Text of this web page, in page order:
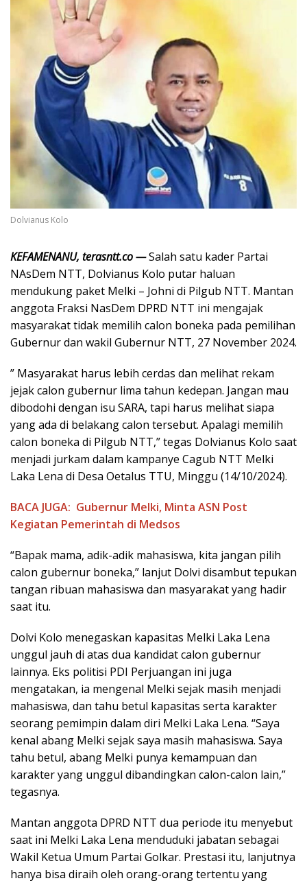
Dolvianus Kolo
KEFAMENANU, terasntt.co —Salah satu kader Partai
NAsDem NTT, Dolvianus Kolo putar haluan
mendukung paket Melki – Johni di Pilgub NTT. Mantan
anggota Fraksi NasDem DPRD NTT ini mengajak
masyarakat tidak memilih calon boneka pada pemilihan
Gubernur dan wakil Gubernur NTT, 27 November 2024.
” Masyarakat harus lebih cerdas dan melihat rekam
jejak calon gubernur lima tahun kedepan. Jangan mau
dibodohi dengan isu SARA, tapi harus melihat siapa
yang ada di belakang calon tersebut. Apalagi memilih
calon boneka di Pilgub NTT,” tegas Dolvianus Kolo saat
menjadi jurkam dalam kampanye Cagub NTT Melki
Laka Lena di Desa Oetalus TTU, Minggu (14/10/2024).
BACA JUGA: Gubernur Melki, Minta ASN Post
Kegiatan Pemerintah di Medsos
“Bapak mama, adik-adik mahasiswa, kita jangan pilih
calon gubernur boneka,” lanjut Dolvi disambut tepukan
tangan ribuan mahasiswa dan masyarakat yang hadir
saat itu.
Dolvi Kolo menegaskan kapasitas Melki Laka Lena
unggul jauh di atas dua kandidat calon gubernur
lainnya. Eks politisi PDI Perjuangan ini juga
mengatakan, ia mengenal Melki sejak masih menjadi
mahasiswa, dan tahu betul kapasitas serta karakter
seorang pemimpin dalam diri Melki Laka Lena. “Saya
kenal abang Melki sejak saya masih mahasiswa. Saya
tahu betul, abang Melki punya kemampuan dan
karakter yang unggul dibandingkan calon-calon lain,”
tegasnya.
Mantan anggota DPRD NTT dua periode itu menyebut
saat ini Melki Laka Lena menduduki jabatan sebagai
Wakil Ketua Umum Partai Golkar. Prestasi itu, lanjutnya
hanya bisa diraih oleh orang-orang tertentu yang